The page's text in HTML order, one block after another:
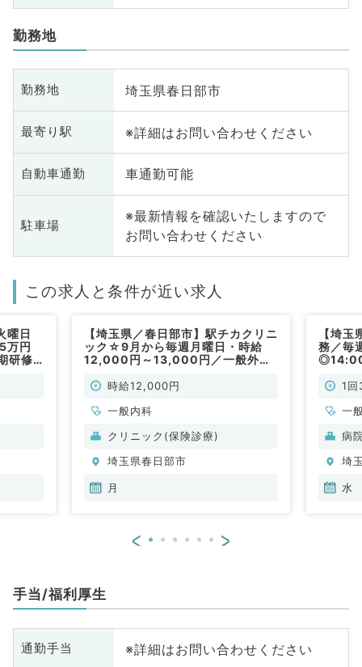
勤務地
勤務地 埼玉県春日部市
最寄り駅 ※詳細はお問い合わせください
自動車通勤 車通勤可能
駐車場
※最新情報を確認いたしますので
お問い合わせください
この求人と条件が近い求人
曜日
万円
研修
【埼玉県／春日部市】駅チカクリニ
ック☆9月から毎週月曜日・時給
12,000円～13,000円／一般外
内科／非常勤）
時給12,000円
一般内科
クリニック(保険診療)
埼玉県春日部市
月
【埼
務／毎
1
一
科
病
埼
水
< >
手当/福利厚生
通勤手当 ※詳細はお問い合わせください